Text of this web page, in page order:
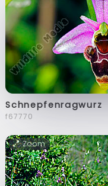
Schnepfenragwurz
f67770
Zoom